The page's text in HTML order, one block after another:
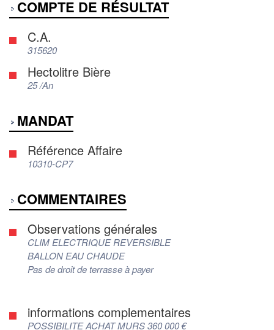
COMPTE DE RÉSULTAT
C.A.
315620
Hectolitre Bière
25 /An
MANDAT
Référence Affaire
10310-CP7
COMMENTAIRES
Observations générales
CLIM ELECTRIQUE REVERSIBLE
BALLON EAU CHAUDE
Pas de droit de terrasse à payer
informations complementaires
POSSIBILITE ACHAT MURS 360 000 €